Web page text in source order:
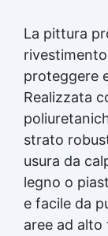
La pittura
proteggere
Realizzata
strato
usura da
legno o
e facile da
aree ad alto